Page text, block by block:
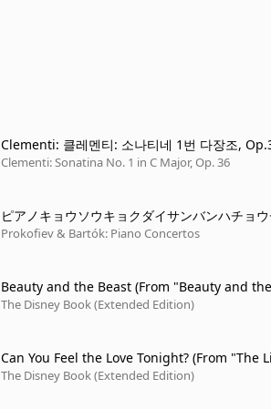
Clementi: 클레멘티: 소나티네 1번 다장조,
Clementi: Sonatina No. 1 in C Major, Op. 36
ピアノキョウソウキョクダイサンバンハチョ
クショウアンダンテアレ
Prokofiev & Bartók: Piano Concertos
Beauty and the Beast (From "Beauty and
The Disney Book (Extended Edition)
Can You Feel the Love Tonight? (From "The
The Disney Book (Extended Edition)